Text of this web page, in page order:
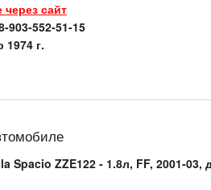
сайт
903-552-51-15
1974 г.
Spacio ZZE122 - 1.8л, FF, 2001-03,